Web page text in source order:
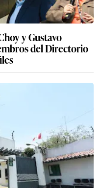
y Gustavo
del Directorio